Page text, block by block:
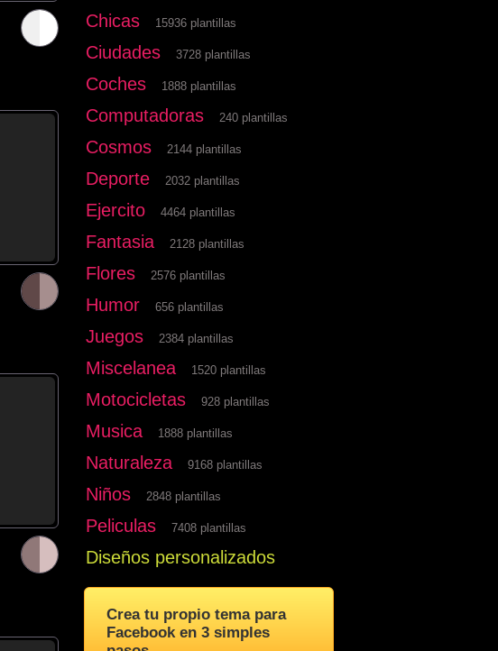
Chicas 15936 plantillas
Ciudades 3728 plantillas
Coches 1888 plantillas
Computadoras 240 plantillas
Cosmos 2144 plantillas
Deporte 2032 plantillas
Ejercito 4464 plantillas
Fantasia 2128 plantillas
Flores 2576 plantillas
Humor 656 plantillas
Juegos 2384 plantillas
Miscelanea 1520 plantillas
Motocicletas 928 plantillas
Musica 1888 plantillas
Naturaleza 9168 plantillas
Niños 2848 plantillas
Peliculas 7408 plantillas
Diseños personalizados
Crea tu propio tema para
Facebook en 3 simples